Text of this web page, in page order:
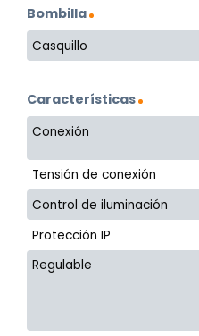
Bombilla
Casquillo
Características
Conexión
Tensión de conexión
Control de iluminación
Protección IP
Regulable